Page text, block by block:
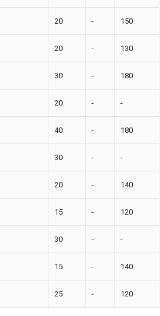
20 - 150
20 - 130
30 - 180
20 - -
40 - 180
30 - -
20 - 140
15 - 120
30 - -
15 - 140
25 - 120